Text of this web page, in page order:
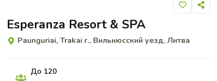
Добавить
Esperanza Resort & SPA
Paunguriai, Trakai r., Вильнюсский уезд, Литва
До 120